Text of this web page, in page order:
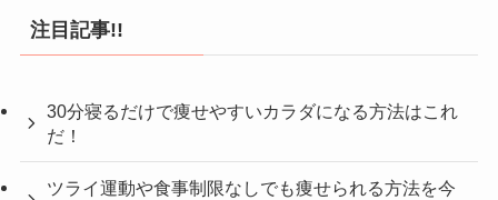
注目記事!!
30分寝るだけで痩せやすいカラダになる方法はこれ
だ！
ツライ運動や食事制限なしでも痩せられる方法を今